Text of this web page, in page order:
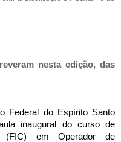
nesta edição, das
Federal do Espírito Santo
inaugural do curso de
(FIC) em Operador de